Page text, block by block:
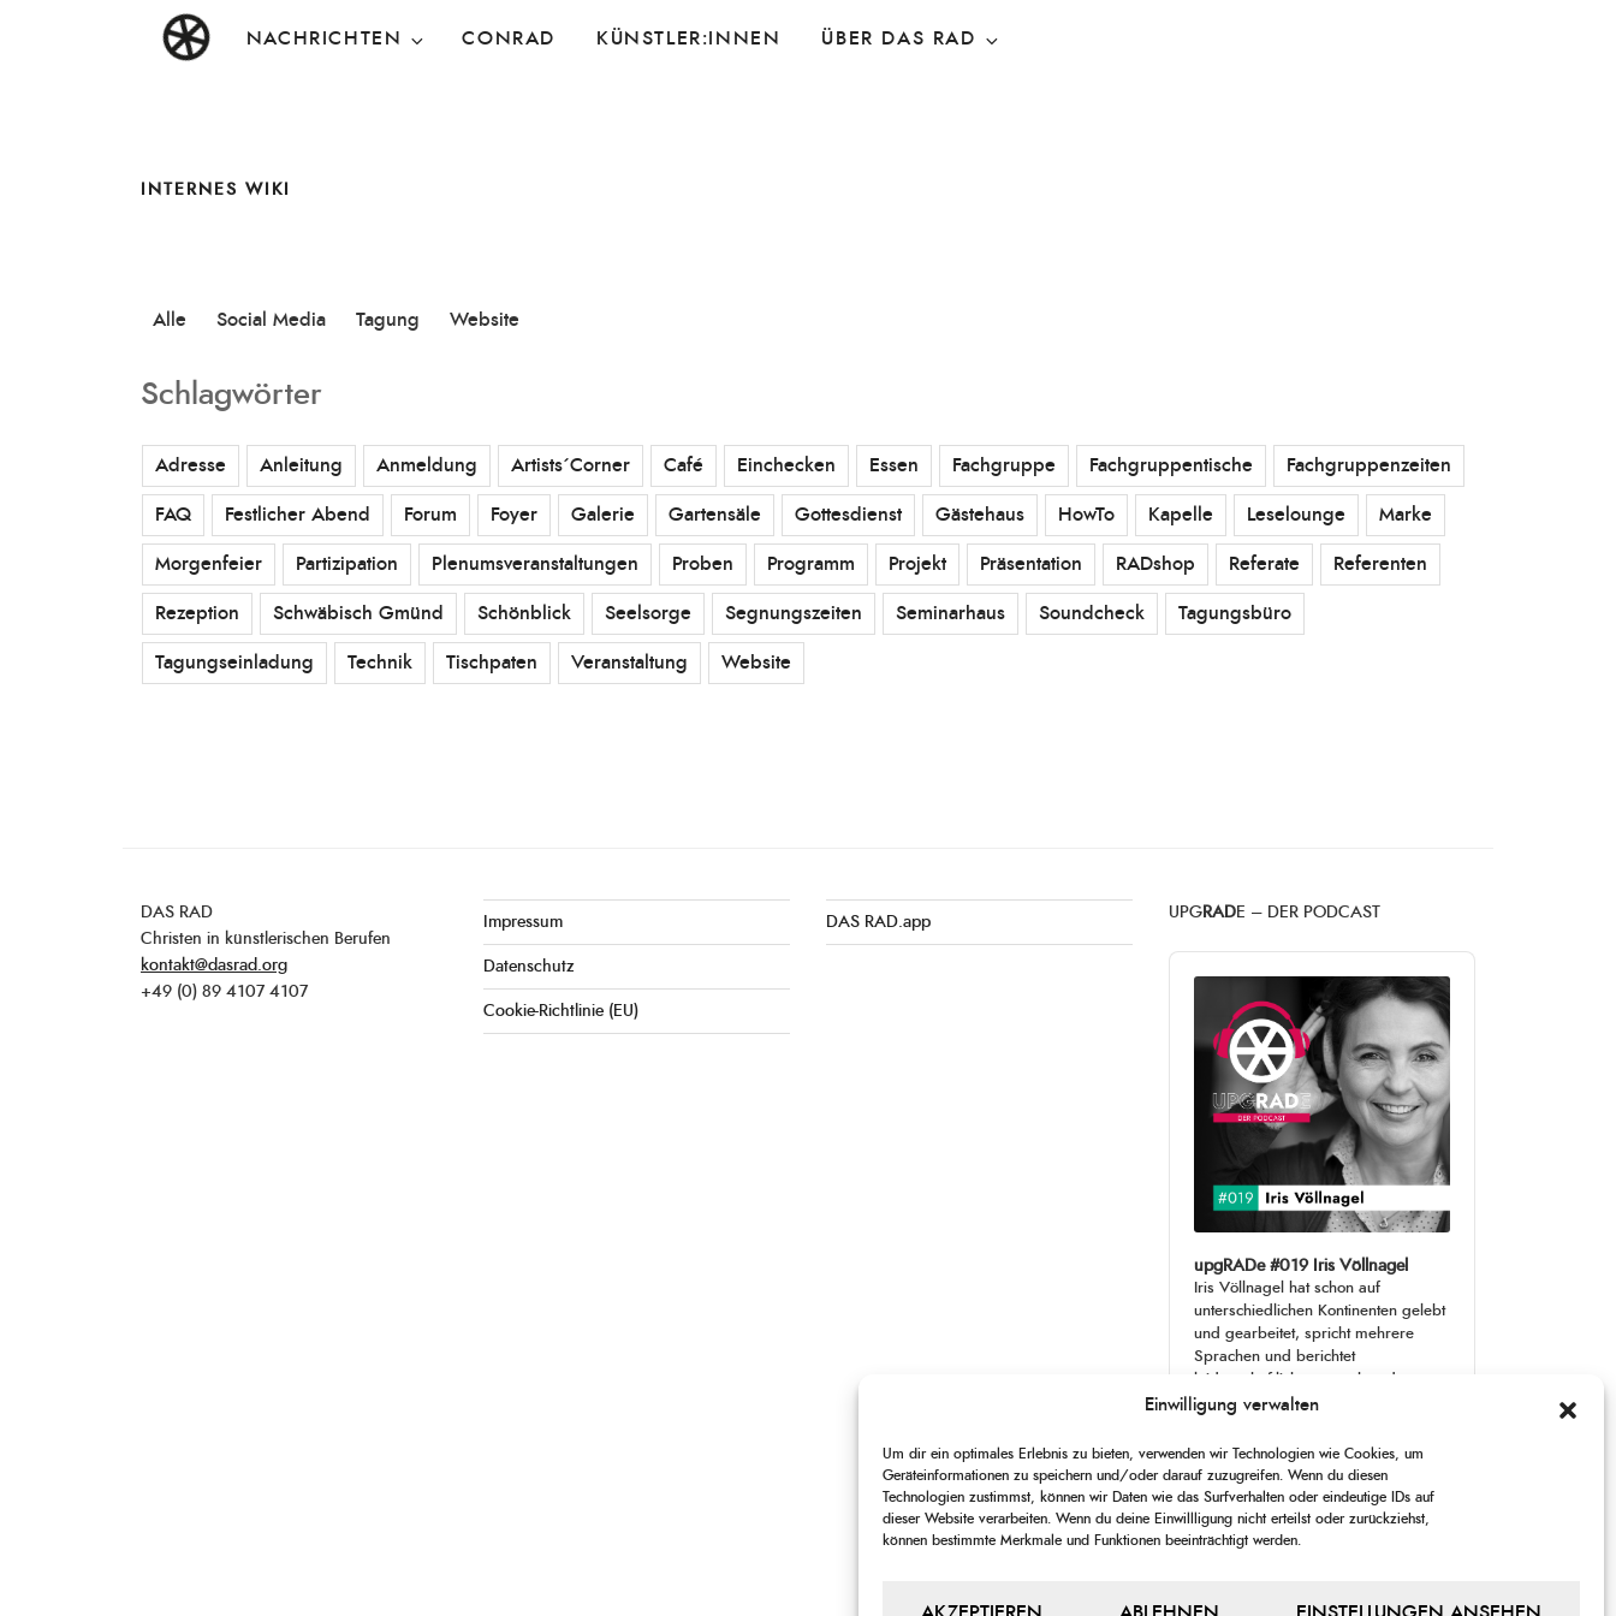
Einwilligung verwalten
Um dir ein optimales Erlebnis zu bieten, verwenden wir Technologien wie Cookies, um
Geräteinformationen zu speichern und/oder darauf zuzugreifen. Wenn du diesen
Technologien zustimmst, können wir Daten wie das Surfverhalten oder eindeutige IDs auf
dieser Website verarbeiten. Wenn du deine Einwillligung nicht erteilst oder zurückziehst,
können bestimmte Merkmale und Funktionen beeinträchtigt werden.
DAS RAD
Christen in künstlerischen Berufen
NACHRICHTEN CONRAD KÜNSTLER:INNEN ÜBER DAS RAD
INTERNES WIKI
Alle Social Media Tagung Website
Schlagwörter
Adresse Anleitung Anmeldung Artists´Corner Café Einchecken Essen Fachgruppe Fachgruppentische Fachgruppenzeiten
FAQ Festlicher Abend Forum Foyer Galerie Gartensäle Gottesdienst Gästehaus HowTo Kapelle Leselounge Marke
Morgenfeier Partizipation Plenumsveranstaltungen Proben Programm Projekt Präsentation RADshop Referate Referenten
Rezeption Schwäbisch Gmünd Schönblick Seelsorge Segnungszeiten Seminarhaus Soundcheck Tagungsbüro
Tagungseinladung Technik Tischpaten Veranstaltung Website
DAS RAD
Christen in künstlerischen Berufen
kontakt@dasrad.org
+49 (0) 89 4107 4107
Impressum
Datenschutz
Cookie-Richtlinie (EU)
DAS RAD.app
UPG RADE – DER PODCAST
Audio
upgRADe #019 Iris Völlnagel
Iris Völlnagel hat schon auf
unterschiedlichen Kontinenten gelebt
und gearbeitet, spricht mehrere
Sprachen und berichtet
leidenschaftlich gerne über das, was
sie erlebt – als Journalistin,
CHANGE
PLAYBACK
RATE
1
SKIP
BACKWARD
PLAY
PAUSE
JUMP
FORWARD
THIS
00:00 00:00
EPISODE EPISODESEPISODE
Show